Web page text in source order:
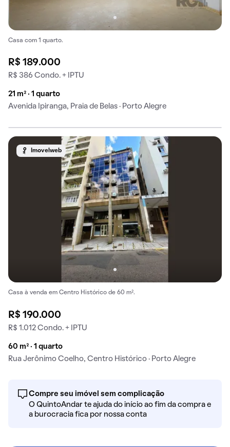
Casa com 1 quarto.
R$ 189.000
R$ 386 Condo. + IPTU
21 m² · 1 quarto
Avenida Ipiranga, Praia de Belas · Porto Alegre
Imovelweb
Casa à venda em Centro Histórico de 60 m².
R$ 190.000
R$ 1.012 Condo. + IPTU
60 m² · 1 quarto
Rua Jerônimo Coelho, Centro Histórico · Porto Alegre
Compre seu imóvel sem complicação
O QuintoAndar te ajuda do início ao fim da compra e
a burocracia fica por nossa conta